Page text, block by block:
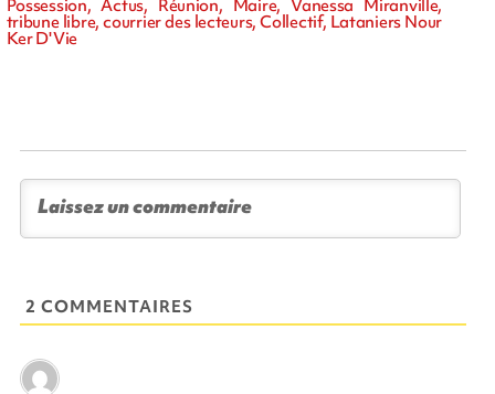
Possession, Actus, Réunion, Maire, Vanessa Miranville,
tribune libre, courrier des lecteurs, Collectif, Lataniers Nour
Ker D'Vie
2 COMMENTAIRES